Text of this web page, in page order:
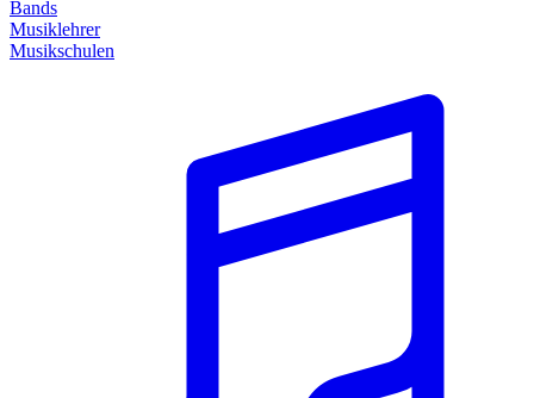
Bands
Musiklehrer
Musikschulen